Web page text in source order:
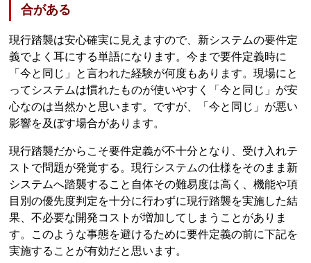
合がある
現行踏襲は安心確実に見えますので、新システムの要件定
義でよく耳にする単語になります。今まで要件定義時に
「今と同じ」と言われた経験が何度もあります。現場にと
ってシステムは慣れたものが使いやすく「今と同じ」が安
心なのは当然かと思います。ですが、「今と同じ」が悪い
影響を及ぼす場合があります。
現行踏襲だからこそ要件定義が不十分となり、受け入れテ
ストで問題が発覚する。現行システムの仕様をそのまま新
システムへ踏襲すること自体その難易度は高く、機能や項
目別の優先度判定を十分に行わずに現行踏襲を実施した結
果、不必要な開発コストが増加してしまうことがありま
す。このような事態を避けるために要件定義の前に下記を
実施することが有効だと思います。